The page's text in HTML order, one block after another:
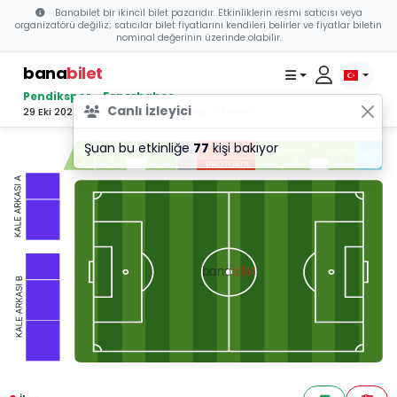
Banabilet bir ikincil bilet pazarıdır. Etkinliklerin resmi satıcısı veya
organizatörü değiliz; satıcılar bilet fiyatlarını kendileri belirler ve fiyatlar biletin
nominal değerinin üzerinde olabilir.
banabilet
Pendikspor - Fenerbahçe
29 Eki 2023 19:00 - Pendik Stadyumu, İSTANBUL
banabilet
Canlı İzleyici
Şuan bu etkinliğe 77 kişi bakıyor